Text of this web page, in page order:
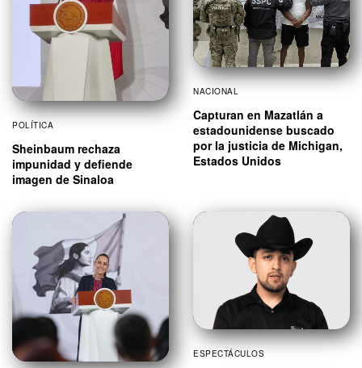
POLÍTICA
Sheinbaum rechaza
impunidad y defiende
imagen de Sinaloa
NACIONAL
Capturan en Mazatlán a
estadounidense buscado
por la justicia de Michigan,
Estados Unidos
ESPECTÁCULOS